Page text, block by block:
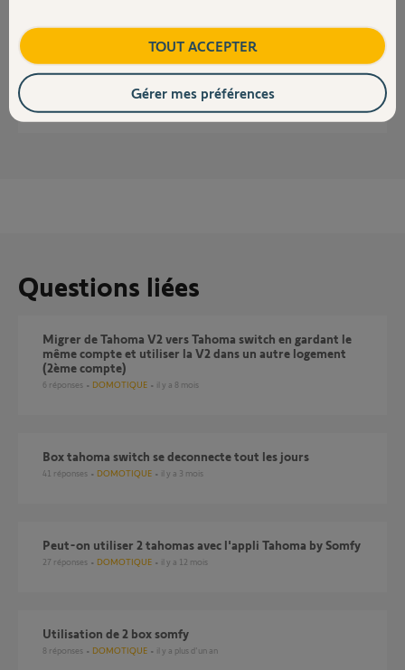
Bonne journée,
Thomas M. il y a presque 12 ans
Questions liées
Migrer de Tahoma V2 vers Tahoma switch en gardant le
même compte et utiliser la V2 dans un autre logement
(2ème compte)
6 réponses DOMOTIQUE il y a 8 mois
Box tahoma switch se deconnecte tout les jours
41 réponses DOMOTIQUE il y a 3 mois
Peut-on utiliser 2 tahomas avec l'appli Tahoma by Somfy
27 réponses DOMOTIQUE il y a 12 mois
utilisation de 2 box somfy
8 réponses DOMOTIQUE il y a plus d'un an
TOUT ACCEPTER
Gérer mes préférences